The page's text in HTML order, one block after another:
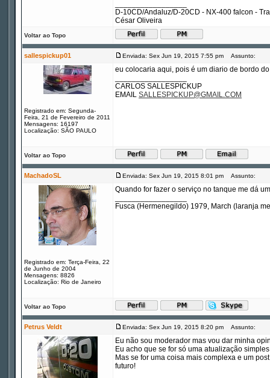
D-10CD/Andaluz/D-20CD - NX-400 falcon -
César Oliveira
Voltar ao Topo
sallespickup01 Enviada: Sex Jun 19, 2015 7:55 pm Assunto:
Registrado em: Segunda-
Feira, 21 de Fevereiro de 2011
Mensagens: 16197
Localização: SÃO PAULO
eu colocaria aqui, pois é um diario de bordo
CARLOS SALLESPICKUP
EMAIL SALLESPICKUP@GMAIL.COM
Voltar ao Topo
MachadoSL Enviada: Sex Jun 19, 2015 8:01 pm Assunto:
Registrado em: Terça-Feira, 22
de Junho de 2004
Mensagens: 8826
Localização: Rio de Janeiro
Quando for fazer o serviço no tanque me dá
Fusca (Hermenegildo) 1979, March (laranja
Voltar ao Topo
Petrus Veldt Enviada: Sex Jun 19, 2015 8:20 pm Assunto:
Eu não sou moderador mas vou dar minha
Eu acho que se for só uma atualização
Mas se for uma coisa mais complexa e um
futuro!